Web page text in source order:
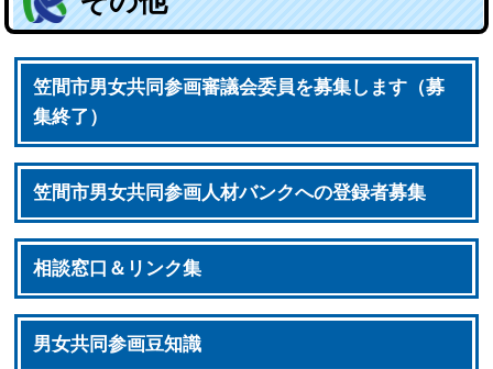
笠間市男女共同参画審議会委員を募集します（募
集終了）
笠間市男女共同参画人材バンクへの登録者募集
相談窓口＆リンク集
男女共同参画豆知識